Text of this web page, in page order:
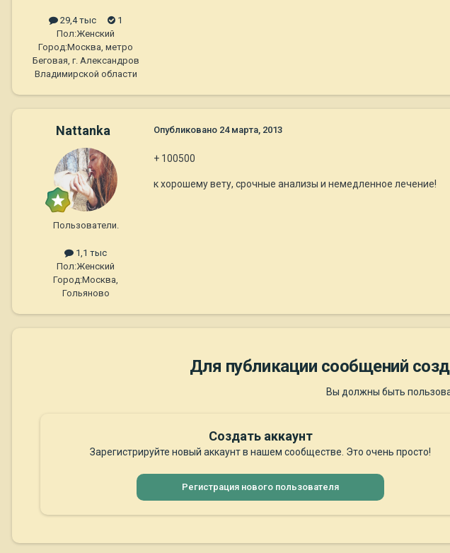
29,4 тыс
1
Пол:Женский
Город:Москва, метро
Беговая, г. Александров
Владимирской области
Nattanka
Пользователи.
1,1 тыс
Пол:Женский
Город:Москва,
Гольяново
Опубликовано 24 марта, 2013
+ 100500
к хорошему вету, срочные анализы и немедленное лечение!
Для публикации сообщений
Вы должны быть
Создать аккаунт
Зарегистрируйте новый аккаунт в нашем сообществе. Это очень просто!
Регистрация нового пользователя